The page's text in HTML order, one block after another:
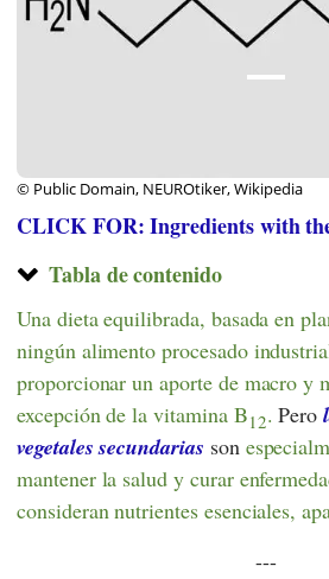
© Public Domain, NEUROtiker, Wikipedia
CLICK FOR: Ingredients with
Tabla de contenido
Una dieta equilibrada, basada en
ningún alimento procesado
proporcionar un aporte de macro y
excepción de la vitamina B12. Pero
vegetales secundarias son
mantener la salud y curar
consideran nutrientes esenciales,
---